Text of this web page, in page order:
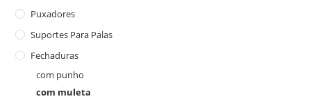
Puxadores
Suportes Para Palas
Fechaduras
com punho
com muleta